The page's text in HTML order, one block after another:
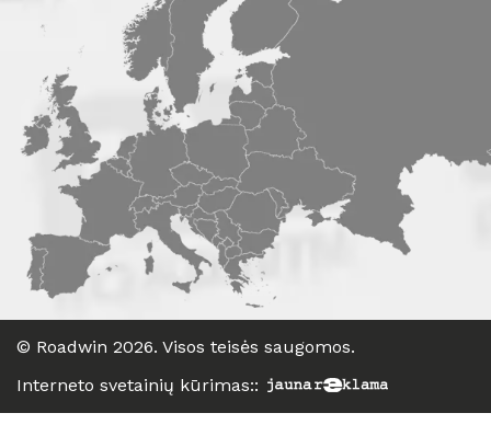
© Roadwin 2026. Visos teisės saugomos.
Interneto svetainių kūrimas::